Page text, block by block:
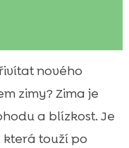
kočky
pro vaši kočku
nového
zimy? Zima je
a blízkost. Je
která touží po